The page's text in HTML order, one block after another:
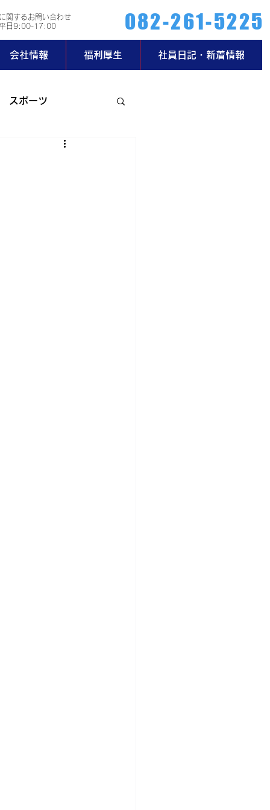
関するお問い合わせ
日9:00-17:00
082-261-5225
会社情報 福利厚生 社員日記・新着情報
スポーツ